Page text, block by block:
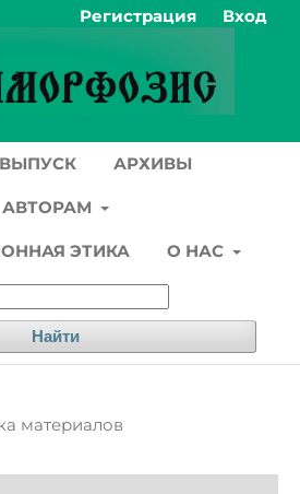
АРХИВЫ
АВТОРАМ
ЭТИКА О НАС
Найти
Регистрация Вход
материалов